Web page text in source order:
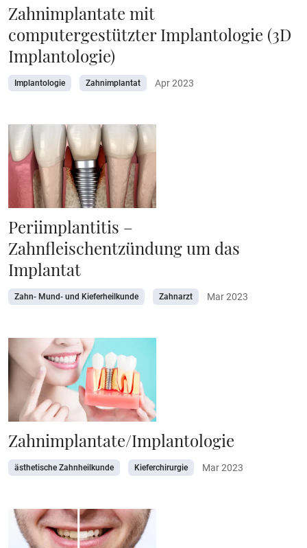
Zahnimplantate mit
computergestützter Implantologie (3D
Implantologie)
Implantologie Zahnimplantat Apr 2023
Periimplantitis –
Zahnfleischentzündung um das
Implantat
Zahn- Mund- und Kieferheilkunde Zahnarzt Mar 2023
Zahnimplantate/Implantologie
ästhetische Zahnheilkunde Kieferchirurgie Mar 2023